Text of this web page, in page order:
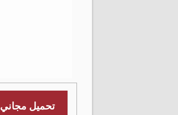
تحميل مجاني